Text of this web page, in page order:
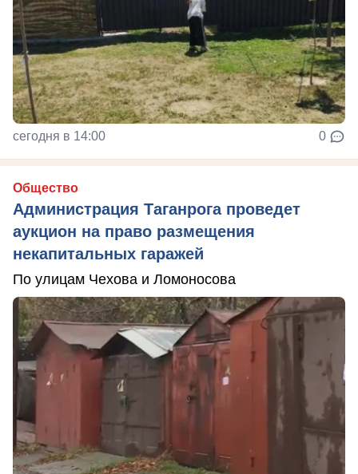
сегодня в 14:00 0
Общество
Администрация Таганрога проведет
аукцион на право размещения
некапитальных гаражей
По улицам Чехова и Ломоносова